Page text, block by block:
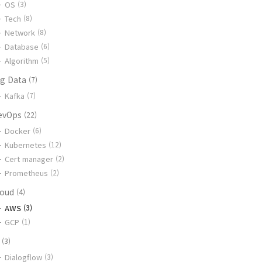
OS (3)
Tech (8)
Network (8)
Database (6)
Algorithm (5)
Data (7)
Kafka (7)
(22)
Docker (6)
Kubernetes (12)
Cert manager (2)
Prometheus (2)
(4)
AWS (3)
GCP (1)
(3)
Dialogflow (3)